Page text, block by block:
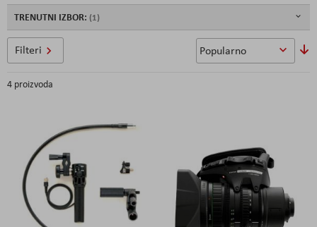
4 proizvoda
Filteri
TRENUTNI IZBOR: